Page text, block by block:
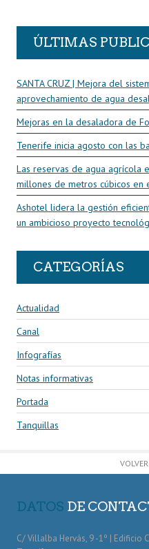
ÚLTIMAS
SANTA CRUZ | Mejora del
aprovechamiento de agua
Mejoras en la desaladora de
Tenerife inicia agosto con las
Las reservas de agua agrícola
millones de metros cúbicos en
Ashotel lidera la gestión
un ambicioso proyecto
CATEGORÍAS
Actualidad
Canal
Infografías
Notas informativas
Portada
Tanquillas
DATOS DE
C/ Villalba Hervás, 9 -1º | Edificio